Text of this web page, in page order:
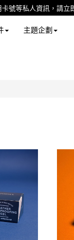
號等私人資訊，請立
主題企劃